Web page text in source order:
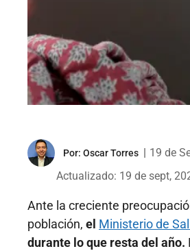
Por: Oscar Torres
19 de
Actualizado: 19 de sept,
Ante la creciente
población, el Ministerio de
durante lo que resta del año.